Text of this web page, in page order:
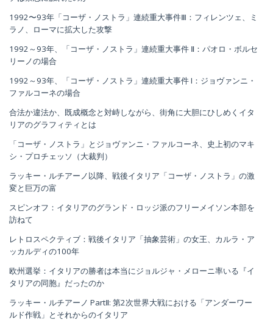
1992〜93年「コーザ・ノストラ」連続重大事件Ⅲ：フィレンツェ、ミ
ラノ、ローマに拡大した攻撃
1992～93年、「コーザ・ノストラ」連続重大事件 Ⅱ：パオロ・ボルセ
リーノの場合
1992～93年、「コーザ・ノストラ」連続重大事件 I：ジョヴァンニ・
ファルコーネの場合
合法か違法か、既成概念と対峙しながら、街角に大胆にひしめくイタ
リアのグラフィティとは
「コーザ・ノストラ」とジョヴァンニ・ファルコーネ、史上初のマキ
シ・プロチェッソ（大裁判）
ラッキー・ルチアーノ以降、戦後イタリア「コーザ・ノストラ」の激
変と巨万の富
スピンオフ：イタリアのグランド・ロッジ派のフリーメイソン本部を
訪ねて
レトロスペクティブ：戦後イタリア「抽象芸術」の女王、カルラ・ア
ッカルディの100年
欧州選挙：イタリアの勝者は本当にジョルジャ・メローニ率いる『イ
タリアの同胞』だったのか
ラッキー・ルチアーノ PartⅡ: 第2次世界大戦における「アンダーワー
ルド作戦」とそれからのイタリア